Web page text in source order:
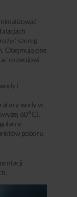
szereg
Obejmują one
rozwojowi
i
wody w
60°C).
poboru